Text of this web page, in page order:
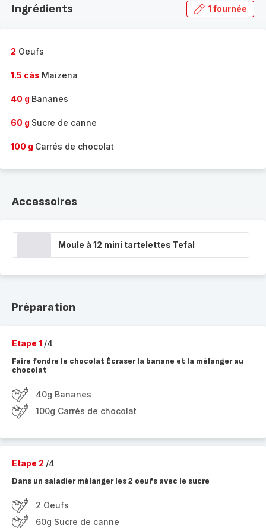
gamme
Ingrédients 1 fournée
2 Oeufs
1.5 càs Maizena
40 g Bananes
60 g Sucre de canne
100 g Carrés de chocolat
Accessoires
Moule à 12 mini tartelettes Tefal
Préparation
Etape 1 /4
Faire fondre le chocolat Écraser la banane et la mélanger au
chocolat
40g Bananes
100g Carrés de chocolat
Etape 2 /4
Dans un saladier mélanger les 2 oeufs avec le sucre
2 Oeufs
60g Sucre de canne